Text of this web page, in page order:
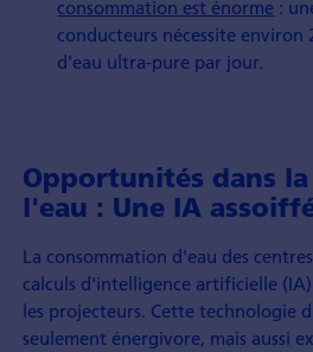
consommation est énorme :
conducteurs nécessite environ
d'eau ultra-pure par jour.
Opportunités dans
l'eau : Une IA
La consommation d'eau des
calculs d'intelligence artificielle
les projecteurs. Cette technologie
seulement énergivore, mais aussi